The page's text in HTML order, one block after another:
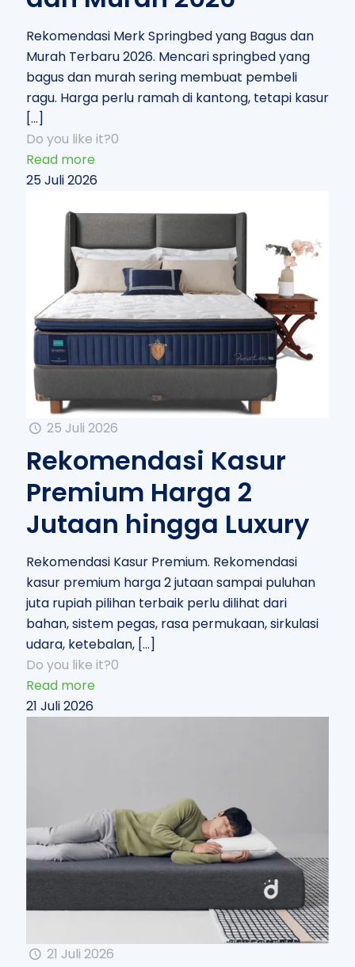
Rekomendasi Merk Springbed yang Bagus dan
Murah Terbaru 2026. Mencari springbed yang
bagus dan murah sering membuat pembeli
ragu. Harga perlu ramah di kantong, tetapi kasur
[…]
Do you like it?0
Read more
25 Juli 2026
25 Juli 2026
Rekomendasi Kasur
Premium Harga 2
Jutaan hingga Luxury
Rekomendasi Kasur Premium. Rekomendasi
kasur premium harga 2 jutaan sampai puluhan
juta rupiah pilihan terbaik perlu dilihat dari
bahan, sistem pegas, rasa permukaan, sirkulasi
udara, ketebalan, […]
Do you like it?0
Read more
21 Juli 2026
21 Juli 2026